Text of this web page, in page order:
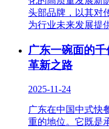
头部品牌，以其对
为行业未来发展提
广东一碗面的
革新之路
2025-11-24
广东在中国中式快
重的地位。它既是